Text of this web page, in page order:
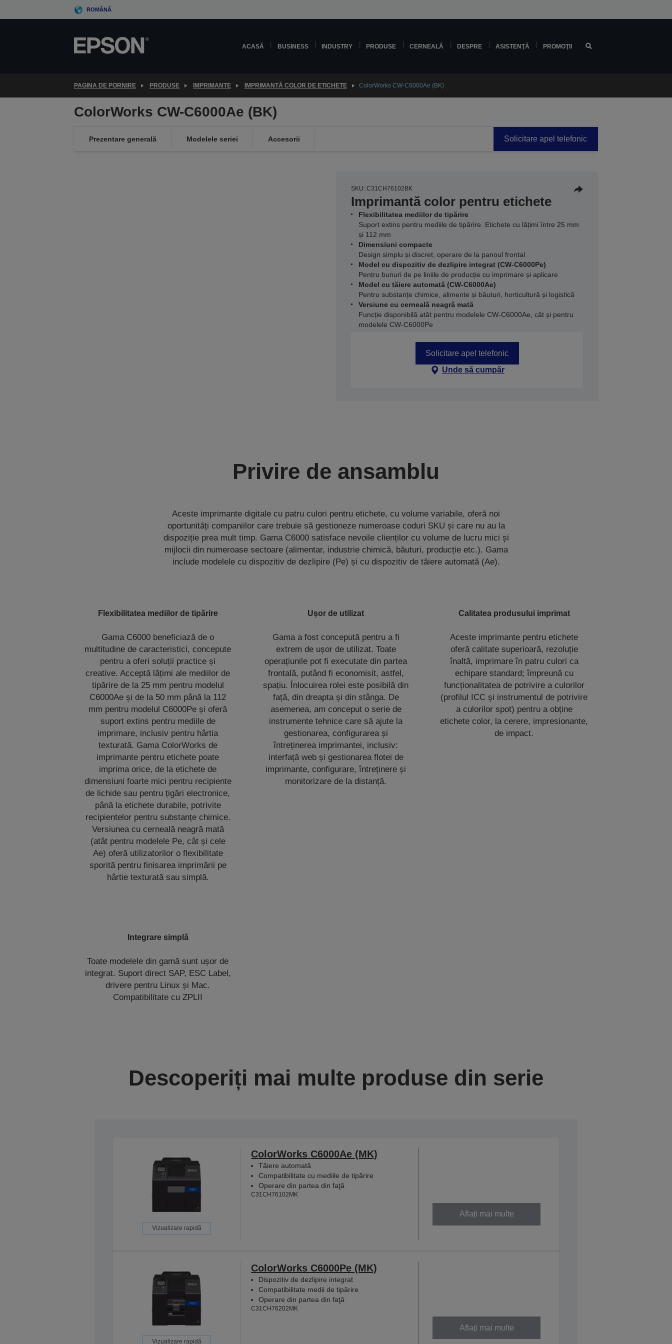
to
ROMÂNĂ
ACASĂ BUSINESS INDUSTRY PRODUSE CERNEALĂ DESPRE ASISTENŢĂ PROMOŢII
PAGINA DE PORNIRE PRODUSE IMPRIMANTE IMPRIMANTĂ COLOR DE ETICHETE ColorWorks CW-C6000Ae (BK)
ColorWorks CW-C6000Ae (BK)
Prezentare generală Modelele seriei Accesorii Solicitare apel telefonic
SKU: C31CH76102BK
Imprimantă color pentru etichete
Flexibilitatea mediilor de tipărire
Suport extins pentru mediile de tipărire. Etichete cu lățimi între 25 mm
și 112 mm
Dimensiuni compacte
Design simplu și discret, operare de la panoul frontal
Model cu dispozitiv de dezlipire integrat (CW-C6000Pe)
Pentru bunuri de pe liniile de producție cu imprimare și aplicare
Model cu tăiere automată (CW-C6000Ae)
Pentru substanțe chimice, alimente și băuturi, horticultură și logistică
Versiune cu cerneală neagră mată
Funcție disponibilă atât pentru modelele CW-C6000Ae, cât și pentru
modelele CW-C6000Pe
Solicitare apel telefonic
Unde să cumpăr
Privire de ansamblu
Aceste imprimante digitale cu patru culori pentru etichete, cu volume variabile, oferă noi
oportunități companiilor care trebuie să gestioneze numeroase coduri SKU și care nu au la
dispoziție prea mult timp. Gama C6000 satisface nevoile clienților cu volume de lucru mici și
mijlocii din numeroase sectoare (alimentar, industrie chimică, băuturi, producție etc.). Gama
include modelele cu dispozitiv de dezlipire (Pe) și cu dispozitiv de tăiere automată (Ae).
Flexibilitatea mediilor de tipărire
Gama C6000 beneficiază de o
multitudine de caracteristici, concepute
pentru a oferi soluții practice și
creative. Acceptă lățimi ale mediilor de
tipărire de la 25 mm pentru modelul
C6000Ae și de la 50 mm până la 112
mm pentru modelul C6000Pe și oferă
suport extins pentru mediile de
imprimare, inclusiv pentru hârtia
texturată. Gama ColorWorks de
imprimante pentru etichete poate
imprima orice, de la etichete de
dimensiuni foarte mici pentru recipiente
de lichide sau pentru țigări electronice,
până la etichete durabile, potrivite
recipientelor pentru substanțe chimice.
Versiunea cu cerneală neagră mată
(atât pentru modelele Pe, cât și cele
Ae) oferă utilizatorilor o flexibilitate
sporită pentru finisarea imprimării pe
hârtie texturată sau simplă.
Ușor de utilizat
Gama a fost concepută pentru a fi
extrem de ușor de utilizat. Toate
operațiunile pot fi executate din partea
frontală, putând fi economisit, astfel,
spațiu. Înlocuirea rolei este posibilă din
față, din dreapta și din stânga. De
asemenea, am conceput o serie de
instrumente tehnice care să ajute la
gestionarea, configurarea și
întreținerea imprimantei, inclusiv:
interfață web și gestionarea flotei de
imprimante, configurare, întreținere și
monitorizare de la distanță.
Calitatea produsului imprimat
Aceste imprimante pentru etichete
oferă calitate superioară, rezoluție
înaltă, imprimare în patru culori ca
echipare standard; împreună cu
funcționalitatea de potrivire a culorilor
(profilul ICC și instrumentul de potrivire
a culorilor spot) pentru a obține
etichete color, la cerere, impresionante,
de impact.
Integrare simplă
Toate modelele din gamă sunt ușor de
integrat. Suport direct SAP, ESC Label,
drivere pentru Linux și Mac.
Compatibilitate cu ZPLII
Descoperiți mai multe produse din serie
Vizualizare rapidă
ColorWorks C6000Ae (MK)
Tăiere automată
Compatibilitate cu mediile de tipărire
Operare din partea din faţă
C31CH76102MK
Aflați mai multe
Vizualizare rapidă
ColorWorks C6000Pe (MK)
Dispozitiv de dezlipire integrat
Compatibilitate medii de tipărire
Operare din partea din faţă
C31CH76202MK
Aflați mai multe